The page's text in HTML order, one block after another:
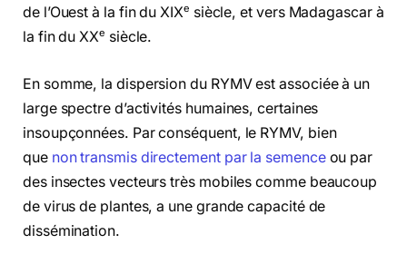
de l’Ouest à la fin du XIXe siècle, et vers Madagascar à
la fin du XXe siècle.
En somme, la dispersion du RYMV est associée à un
large spectre d’activités humaines, certaines
insoupçonnées. Par conséquent, le RYMV, bien
que non transmis directement par la semenceou par
des insectes vecteurs très mobiles comme beaucoup
de virus de plantes, a une grande capacité de
dissémination.